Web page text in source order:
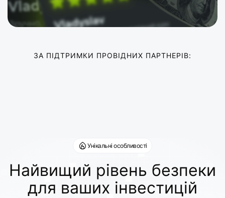
ЗА ПІДТРИМКИ ПРОВІДНИХ ПАРТНЕРІВ:
Унікальні особливості
Найвищий рівень безпеки
для ваших інвестицій